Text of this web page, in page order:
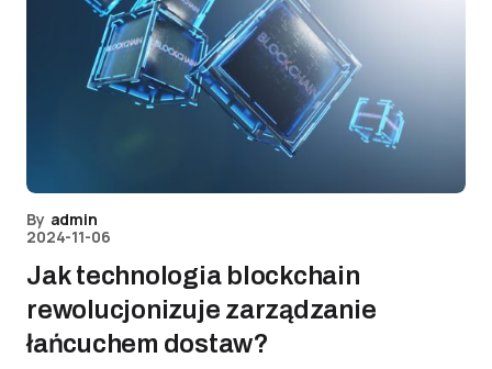
By admin
2024-11-06
Jak technologia blockchain
rewolucjonizuje zarządzanie
łańcuchem dostaw?